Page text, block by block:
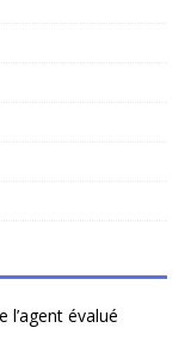
évalué